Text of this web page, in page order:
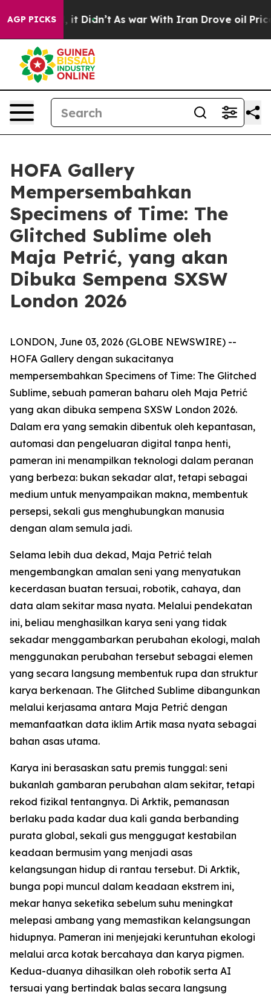
AGP PICKS
Well, it Didn’t As war With Iran Drove oil Prices
HOFA Gallery
Mempersembahkan
Specimens of Time: The
Glitched Sublime oleh
Maja Petrić, yang akan
Dibuka Sempena SXSW
London 2026
LONDON, June 03, 2026 (GLOBE NEWSWIRE) --
HOFA Gallery dengan sukacitanya
mempersembahkan Specimens of Time: The Glitched
Sublime, sebuah pameran baharu oleh Maja Petrić
yang akan dibuka sempena SXSW London 2026.
Dalam era yang semakin dibentuk oleh kepantasan,
automasi dan pengeluaran digital tanpa henti,
pameran ini menampilkan teknologi dalam peranan
yang berbeza: bukan sekadar alat, tetapi sebagai
medium untuk menyampaikan makna, membentuk
persepsi, sekali gus menghubungkan manusia
dengan alam semula jadi.
Selama lebih dua dekad, Maja Petrić telah
mengembangkan amalan seni yang menyatukan
kecerdasan buatan tersuai, robotik, cahaya, dan
data alam sekitar masa nyata. Melalui pendekatan
ini, beliau menghasilkan karya seni yang tidak
sekadar menggambarkan perubahan ekologi, malah
menggunakan perubahan tersebut sebagai elemen
yang secara langsung membentuk rupa dan struktur
karya berkenaan. The Glitched Sublime dibangunkan
melalui kerjasama antara Maja Petrić dengan
memanfaatkan data iklim Artik masa nyata sebagai
bahan asas utama.
Karya ini berasaskan satu premis tunggal: seni
bukanlah gambaran perubahan alam sekitar, tetapi
rekod fizikal tentangnya. Di Arktik, pemanasan
berlaku pada kadar dua kali ganda berbanding
purata global, sekali gus menggugat kestabilan
keadaan bermusim yang menjadi asas
kelangsungan hidup di rantau tersebut. Di Arktik,
bunga popi muncul dalam keadaan ekstrem ini,
mekar hanya seketika sebelum suhu meningkat
melepasi ambang yang memastikan kelangsungan
hidupnya. Pameran ini menjejaki keruntuhan ekologi
melalui arca kotak bercahaya dan karya pigmen.
Kedua-duanya dihasilkan oleh robotik serta AI
tersuai yang bertindak balas secara langsung